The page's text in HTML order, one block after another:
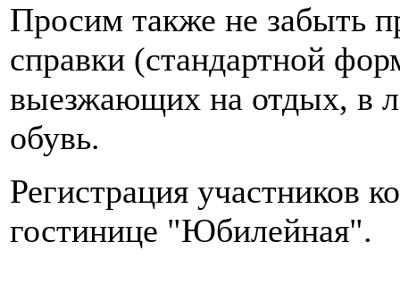
Просим также не забыть
справки (стандартной
выезжающих на отдых, в
обувь.
Регистрация участников
гостинице "Юбилейная".